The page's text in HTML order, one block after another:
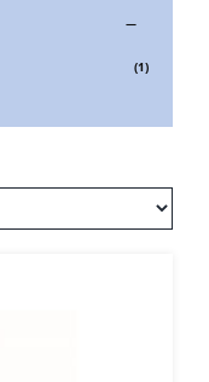
(1)